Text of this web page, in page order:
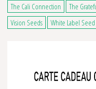
The Cali Connection
The
Vision Seeds
White Label